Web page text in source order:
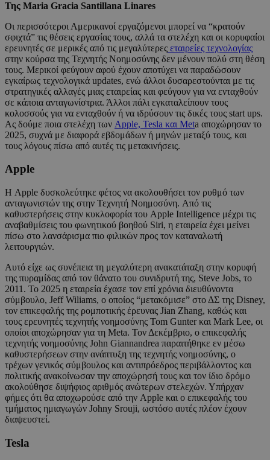
Της Maria Gracia Santillana Linares
Οι περισσότεροι Αμερικανοί εργαζόμενοι μπορεί να “κρατούν
σφιχτά” τις θέσεις εργασίας τους, αλλά τα στελέχη και οι κορυφαίοι
ερευνητές σε μερικές από τις μεγαλύτερες εταιρείες τεχνολογίας
στην κούρσα της Τεχνητής Νοημοσύνης δεν μένουν πολύ στη θέση
τους. Μερικοί φεύγουν αφού έχουν αποτύχει να παραδώσουν
εγκαίρως τεχνολογικά updates, ενώ άλλοι δυσαρεστούνται με τις
στρατηγικές αλλαγές μιας εταιρείας και φεύγουν για να ενταχθούν
σε κάποια ανταγωνίστρια. Άλλοι πάλι εγκαταλείπουν τους
κολοσσούς για να ενταχθούν ή να ιδρύσουν τις δικές τους start ups.
Ας δούμε ποια στελέχη των Apple, Tesla και Meta αποχώρησαν το
2025, συχνά με διαφορά εβδομάδων ή μηνών μεταξύ τους, και
τους λόγους πίσω από αυτές τις μετακινήσεις.
Apple
Η Apple δυσκολεύτηκε φέτος να ακολουθήσει τον ρυθμό των
ανταγωνιστών της στην Τεχνητή Νοημοσύνη. Από τις
καθυστερήσεις στην κυκλοφορία του Apple Intelligence μέχρι τις
αναβαθμίσεις του φωνητικού βοηθού Siri, η εταιρεία έχει μείνει
πίσω στο λανσάρισμα πιο φιλικών προς τον καταναλωτή
λειτουργιών.
Αυτό είχε ως συνέπεια τη μεγαλύτερη ανακατάταξη στην κορυφή
της πυραμίδας από τον θάνατο του συνιδρυτή της, Steve Jobs, το
2011. Το 2025 η εταιρεία έχασε τον επί χρόνια διευθύνοντα
σύμβουλο, Jeff Wiliams, ο οποίος “μετακόμισε” στο ΔΣ της Disney,
τον επικεφαλής της ρομποτικής έρευνας Jian Zhang, καθώς και
τους ερευνητές τεχνητής νοημοσύνης Tom Gunter και Mark Lee, οι
οποίοι αποχώρησαν για τη Meta. Τον Δεκέμβριο, ο επικεφαλής
τεχνητής νοημοσύνης John Giannandrea παραιτήθηκε εν μέσω
καθυστερήσεων στην ανάπτυξη της τεχνητής νοημοσύνης, ο
τρέχων γενικός σύμβουλος και αντιπρόεδρος περιβάλλοντος και
πολιτικής ανακοίνωσαν την αποχώρησή τους και τον ίδιο δρόμο
ακολούθησε διψήφιος αριθμός ανώτερων στελεχών. Υπήρχαν
φήμες ότι θα αποχωρούσε από την Apple και ο επικεφαλής του
τμήματος ημιαγωγών Johny Srouji, ωστόσο αυτές πλέον έχουν
διαψευστεί.
Tesla